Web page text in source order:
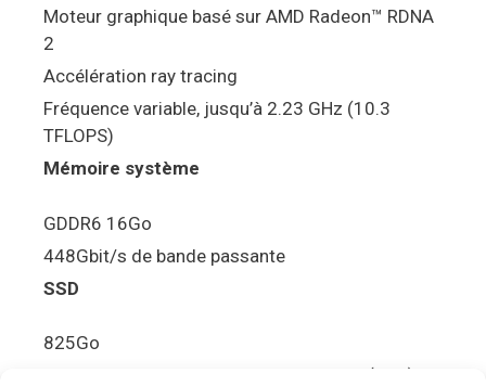
Moteur graphique basé sur AMD Radeon™ RDNA
2
Accélération ray tracing
Fréquence variable, jusqu’à 2.23 GHz (10.3
TFLOPS)
Mémoire système
GDDR6 16Go
448Gbit/s de bande passante
SSD
825Go
5.5Gbit/s de bande passante en lecture (Brut)